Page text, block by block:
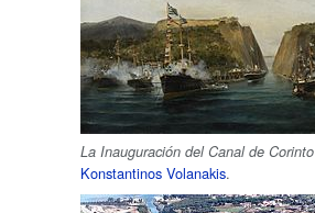
La Inauguración del Canal de Corinto
Konstantinos Volanakis.